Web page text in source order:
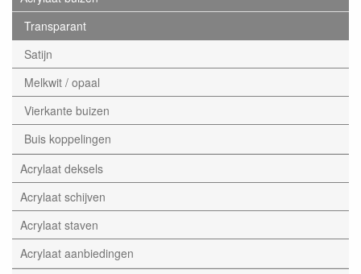
Transparant
Satijn
Melkwit / opaal
Vierkante buizen
Buis koppelingen
Acrylaat deksels
Acrylaat schijven
Acrylaat staven
Acrylaat aanbiedingen